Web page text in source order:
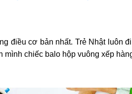
điều cơ bản nhất. Trẻ Nhật luôn
mình chiếc balo hộp vuông xếp